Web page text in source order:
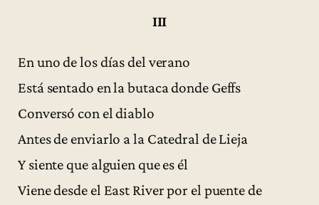
III
En uno de los días del verano
Está sentado en la butaca donde Geffs
Conversó con el diablo
Antes de enviarlo a la Catedral de Lieja
Y siente que alguien que es él
Viene desde el East River por el puente de